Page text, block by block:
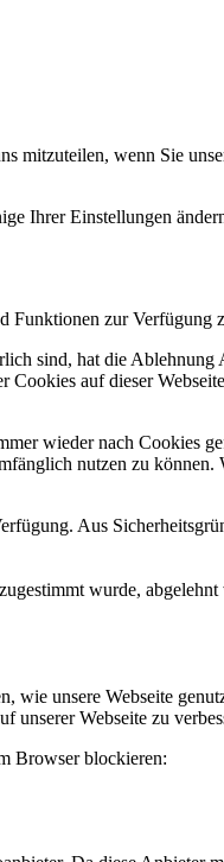
wenn Sie
Ihrer Einstellungen
Funktionen zur Verfügung
sind, hat die
auf dieser
wieder nach Cookies
nutzen zu
Aus
wurde,
wie unsere Webseite
unserer Webseite zu
Browser blockieren: